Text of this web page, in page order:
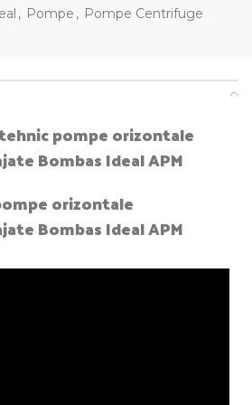
, Pompe , Pompe Centrifuge
pompe orizontale
Bombas Ideal APM
orizontale
Bombas Ideal APM